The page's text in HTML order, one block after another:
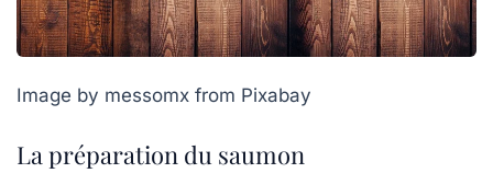
Image by messomx from Pixabay
La préparation du saumon